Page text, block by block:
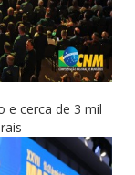
e cerca de 3 mil